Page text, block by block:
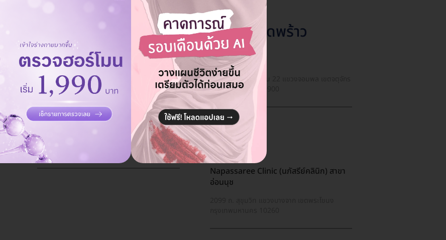
F Clinic สาขา MBK
ศูนย์การค้า MBK ชั้น 2 โซน D ถ. พญาไท แขวงวัง
ใหม่ เขตปทุมวัน กรุงเทพมหานคร 10330
KIHS Clinic
ห้อง SS6004-6005 ชั้น 6 อาคาร Siam Square
One เลขที่ 388 ถ. พระรามที่ 1 แขวงวังใหม่ เขต
ปทุมวัน กรุงเทพมหานคร 10330
ห้าแยกลาดพร้าว
Dr Orn Clinic
1408/3 ซ. พหลโยธิน 22 แขวงจอมพล เขตจตุจักร
กรุงเทพมหานคร 10900
อ่อนนุช
Napassaree Clinic (นภัสรีย์คลินิก) สาขา
อ่อนนุช